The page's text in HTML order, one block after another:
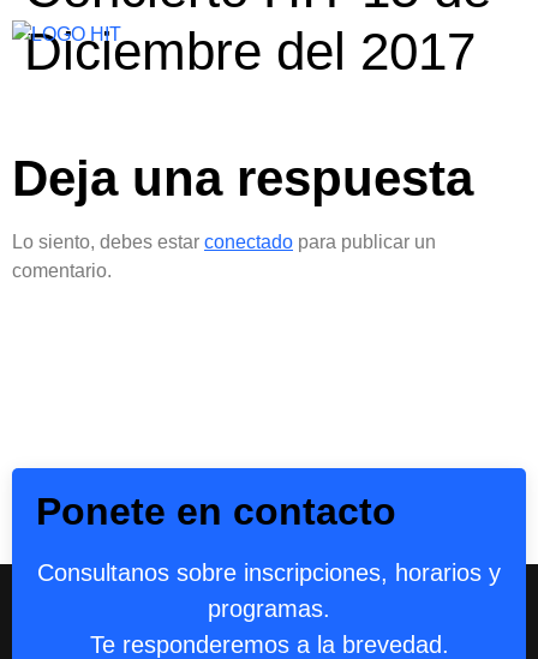
Diciembre del 2017
Deja una respuesta
Lo siento, debes estar conectado para publicar un
comentario.
Ponete en contacto
Consultanos sobre inscripciones, horarios y
programas.
Te responderemos a la brevedad.